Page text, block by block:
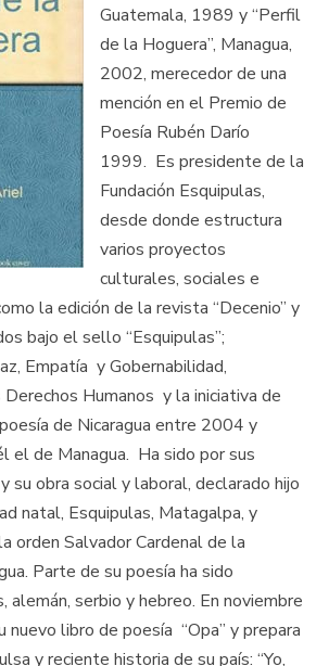
Guatemala, 1989 y “Perfil
de la Hoguera”, Managua,
2002, merecedor de una
mención en el Premio de
Poesía Rubén Darío
1999. Es presidente de la
Fundación Esquipulas,
desde donde estructura
varios proyectos
culturales, sociales e
la edición de la revista “Decenio” y
bajo el sello “Esquipulas”;
Empatía y Gobernabilidad,
Humanos y la iniciativa de
de Nicaragua entre 2004 y
el de Managua. Ha sido por sus
su obra social y laboral, declarado hijo
natal, Esquipulas, Matagalpa, y
orden Salvador Cardenal de la
Parte de su poesía ha sido
alemán, serbio y hebreo. En noviembre
libro de poesía “Opa” y prepara
y reciente historia de su país: “Yo,